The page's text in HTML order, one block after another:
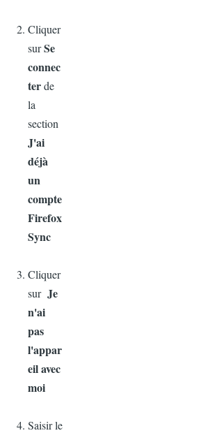
Cliquer
surSe
connec
terde
la
section
J'ai
déjà
un
compte
Firefox
Sync
Cliquer
sur Je
n'ai
pas
l'appar
eilavec
moi
Saisir le